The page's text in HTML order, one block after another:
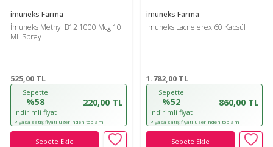
imuneks Farma
İmuneks Methyl B12 1000 Mcg 10
ML Sprey
525,00 TL
Sepette
%58
indirimli fiyat
220,00 TL
Piyasa satış fiyatı üzerinden toplam
indirim oranıdır!
Sepete Ekle
imuneks Farma
Imuneks Lacneferex 60 Kapsül
1.782,00 TL
Sepette
%52
indirimli fiyat
860,00 TL
Piyasa satış fiyatı üzerinden toplam
indirim oranıdır!
Sepete Ekle